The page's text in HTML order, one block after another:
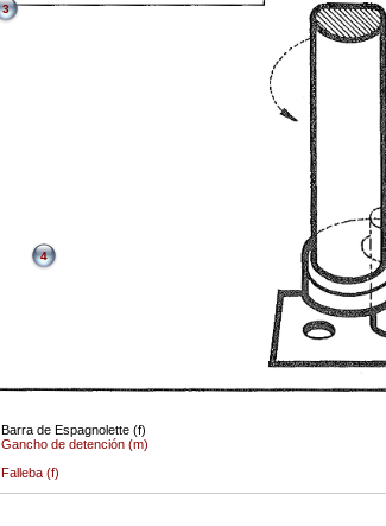
Barra de Espagnolette (f)
Gancho de detención (m)
3
Falleba (f)
4